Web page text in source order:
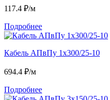
117.4 ₽/м
Подробнее
Кабель АПвПу 1х300/25-10
694.4 ₽/м
Подробнее